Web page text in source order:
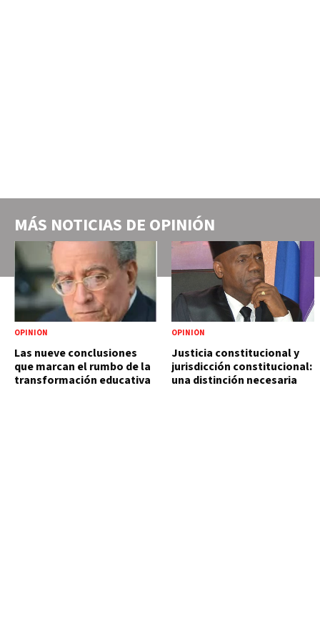
MÁS NOTICIAS DE OPINIÓN
OPINIÓN
Las nueve conclusiones
que marcan el rumbo de la
transformación educativa
OPINIÓN
Justicia constitucional y
jurisdicción constitucional:
una distinción necesaria